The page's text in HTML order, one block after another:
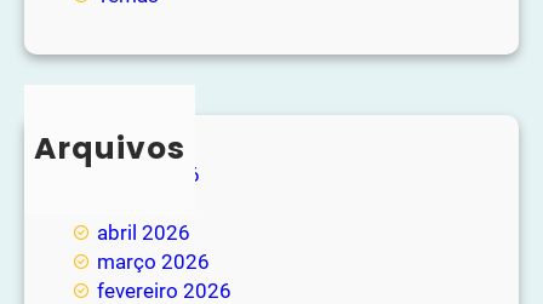
Arquivos
junho 2026
abril 2026
março 2026
fevereiro 2026